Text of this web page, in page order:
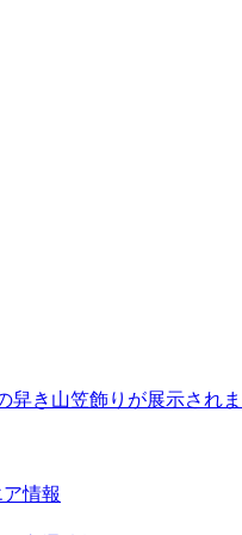
舁き山笠飾りが展示され
情報